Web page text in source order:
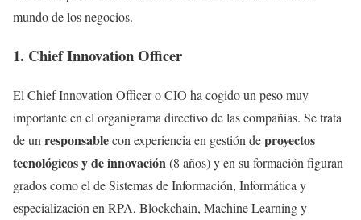
mundo de los negocios.
1. Chief Innovation Officer
El Chief Innovation Officer o CIO ha cogido un peso muy
importante en el organigrama directivo de las compañías. Se trata
de un responsablecon experiencia en gestión deproyectos
tecnológicos y de innovación(8 años) y en su formación figuran
grados como el de Sistemas de Información, Informática y
especialización en RPA, Blockchain, Machine Learning y